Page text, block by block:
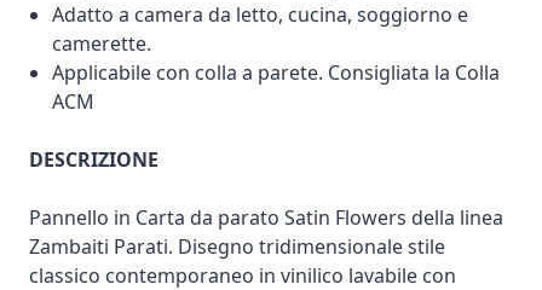
Adatto a camera da letto, cucina, soggiorno e
camerette.
Applicabile con colla a parete. Consigliata la Colla
ACM
DESCRIZIONE
Pannello in Carta da parato Satin Flowers della linea
Zambaiti Parati. Disegno tridimensionale stile
classico contemporaneo in vinilico lavabile con